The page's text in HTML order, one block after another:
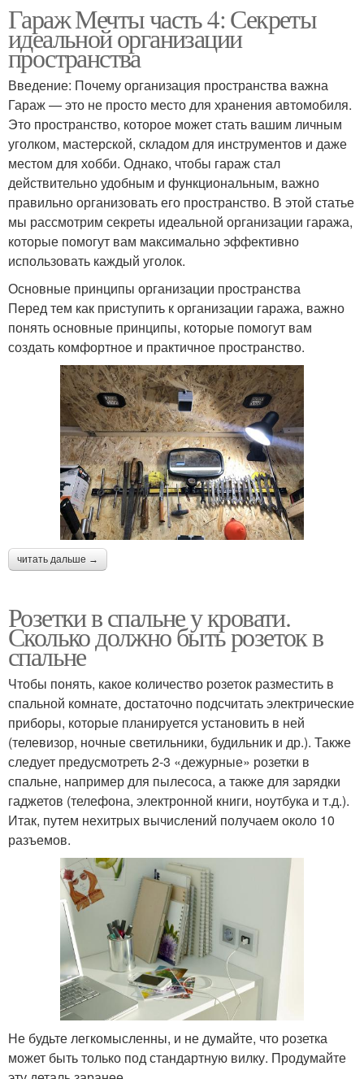
Гараж Мечты часть 4: Секреты
идеальной организации
пространства
Введение: Почему организация пространства важна
Гараж — это не просто место для хранения автомобиля.
Это пространство, которое может стать вашим личным
уголком, мастерской, складом для инструментов и даже
местом для хобби. Однако, чтобы гараж стал
действительно удобным и функциональным, важно
правильно организовать его пространство. В этой статье
мы рассмотрим секреты идеальной организации гаража,
которые помогут вам максимально эффективно
использовать каждый уголок.
Основные принципы организации пространства
Перед тем как приступить к организации гаража, важно
понять основные принципы, которые помогут вам
создать комфортное и практичное пространство.
читать дальше →
Розетки в спальне у кровати.
Сколько должно быть розеток в
спальне
Чтобы понять, какое количество розеток разместить в
спальной комнате, достаточно подсчитать электрические
приборы, которые планируется установить в ней
(телевизор, ночные светильники, будильник и др.). Также
следует предусмотреть 2-3 «дежурные» розетки в
спальне, например для пылесоса, а также для зарядки
гаджетов (телефона, электронной книги, ноутбука и т.д.).
Итак, путем нехитрых вычислений получаем около 10
разъемов.
Не будьте легкомысленны, и не думайте, что розетка
может быть только под стандартную вилку. Продумайте